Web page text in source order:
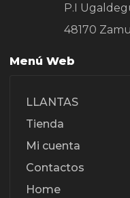
P.I
48170
Menú Web
LLANTAS
Tienda
Mi cuenta
Contactos
Home